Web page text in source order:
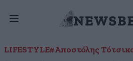
LIFESTYLE#Αποστόλης